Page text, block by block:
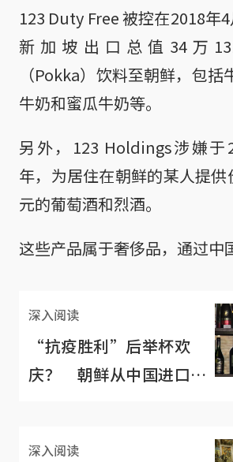
123 Duty Free 被控在2018年
新加坡出口总值34万
（Pokka）饮料至朝鲜，包括
牛奶和蜜瓜牛奶等。
另外，123 Holdings涉嫌于
年，为居住在朝鲜的某人提供
元的葡萄酒和烈酒。
这些产品属于奢侈品，通过中
深入阅读
“抗疫胜利”后举杯欢
庆？ 朝鲜从中国进口酒
深入阅读